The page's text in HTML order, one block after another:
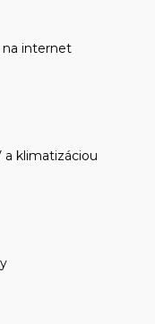
na internet
a klimatizáciou